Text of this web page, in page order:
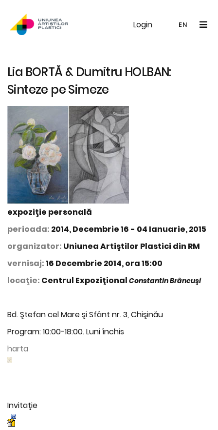
Login EN
UAP Galerie Noutăți
Lia BORTĂ & Dumitru HOLBAN:
Sinteze pe Simeze
expoziţie personală
perioada: 2014, Decembrie 16 - 04 Ianuarie, 2015
organizator: Uniunea Artiştilor Plastici din RM
vernisaj:16 Decembrie 2014, ora 15:00
locaţie: Centrul Expoziţional Constantin Brâncuşi
Bd. Ştefan cel Mare şi Sfânt nr. 3, Chişinău
Program: 10:00-18:00. Luni închis
harta
Invitaţie